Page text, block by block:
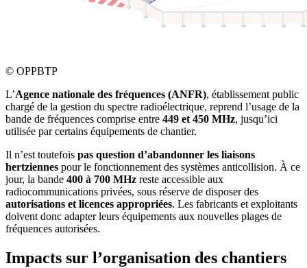
© OPPBTP
L’Agence nationale des fréquences (ANFR), établissement public
chargé de la gestion du spectre radioélectrique, reprend l’usage de la
bande de fréquences comprise entre 449 et 450 MHz, jusqu’ici
utilisée par certains équipements de chantier.
Il n’est toutefois pas question d’abandonner les liaisons
hertziennes pour le fonctionnement des systèmes anticollision. À ce
jour, la bande 400 à 700 MHz reste accessible aux
radiocommunications privées, sous réserve de disposer des
autorisations et licences appropriées. Les fabricants et exploitants
doivent donc adapter leurs équipements aux nouvelles plages de
fréquences autorisées.
Impacts sur l’organisation des chantiers